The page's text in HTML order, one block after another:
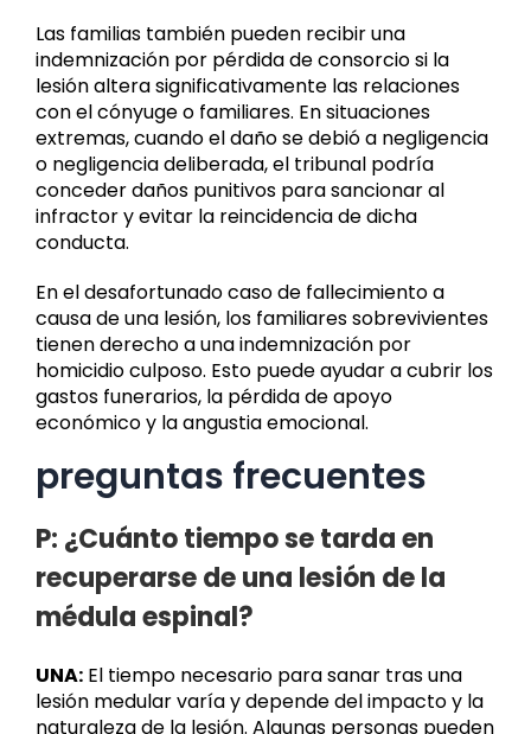
Las familias también pueden recibir una
indemnización por pérdida de consorcio si la
lesión altera significativamente las relaciones
con el cónyuge o familiares. En situaciones
extremas, cuando el daño se debió a negligencia
o negligencia deliberada, el tribunal podría
conceder daños punitivos para sancionar al
infractor y evitar la reincidencia de dicha
conducta.
En el desafortunado caso de fallecimiento a
causa de una lesión, los familiares sobrevivientes
tienen derecho a una indemnización por
homicidio culposo. Esto puede ayudar a cubrir los
gastos funerarios, la pérdida de apoyo
económico y la angustia emocional.
preguntas frecuentes
P: ¿Cuánto tiempo se tarda en
recuperarse de una lesión de la
médula espinal?
UNA: El tiempo necesario para sanar tras una
lesión medular varía y depende del impacto y la
naturaleza de la lesión. Algunas personas pueden